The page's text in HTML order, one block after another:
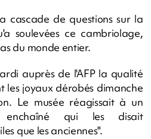
cascade de questions sur la
soulevées ce cambriolage,
du monde entier.
auprès de l'AFP la qualité
les joyaux dérobés dimanche
Le musée réagissait à un
qui les disait
que les anciennes".